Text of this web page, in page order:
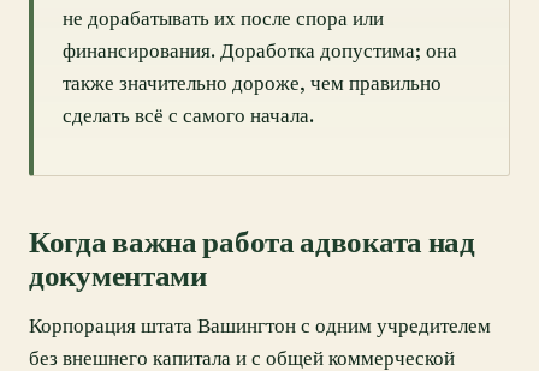
не дорабатывать их после спора или
финансирования. Доработка допустима; она
также значительно дороже, чем правильно
сделать всё с самого начала.
Когда важна работа адвоката над
документами
Корпорация штата Вашингтон с одним учредителем
без внешнего капитала и с общей коммерческой